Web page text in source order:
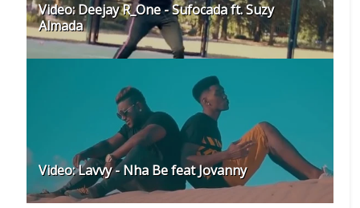
Video: Deejay R_One - Sufocada ft. Suzy
Almada
Video: Lavvy - Nha Be feat Jovanny